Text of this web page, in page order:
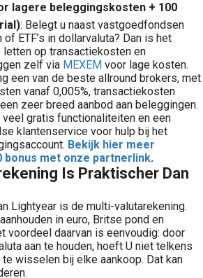
lagere beleggingskosten + 100
: Belegt u naast vastgoedfondsen
of ETF’s in dollarvaluta? Dan is het
op transactiekosten en
zelf via MEXEM voor lage kosten.
een van de beste allround brokers, met
vanaf 0,005%, transactiekosten
zeer breed aanbod aan beleggingen.
gratis functionaliteiten en een
klantenservice voor hulp bij het
Bekijk hier meer
bonus met onze partnerlink.
Is Praktischer Dan
Lightyear is de multi-valutarekening.
in euro, Britse pond en
voordeel daarvan is eenvoudig: door
aan te houden, hoeft U niet telkens
wisselen bij elke aankoop. Dat kan